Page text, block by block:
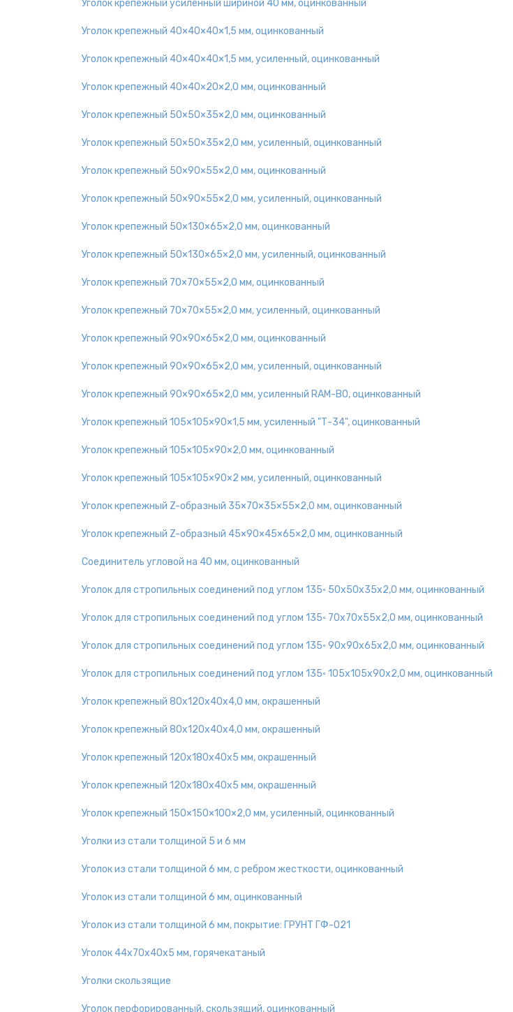
Уголок крепежный усиленный шириной 40 мм, оцинкованный
Уголок крепежный 40×40×40×1,5 мм, оцинкованный
Уголок крепежный 40×40×40×1,5 мм, усиленный, оцинкованный
Уголок крепежный 40×40×20×2,0 мм, оцинкованный
Уголок крепежный 50×50×35×2,0 мм, оцинкованный
Уголок крепежный 50×50×35×2,0 мм, усиленный, оцинкованный
Уголок крепежный 50×90×55×2,0 мм, оцинкованный
Уголок крепежный 50×90×55×2,0 мм, усиленный, оцинкованный
Уголок крепежный 50×130×65×2,0 мм, оцинкованный
Уголок крепежный 50×130×65×2,0 мм, усиленный, оцинкованный
Уголок крепежный 70×70×55×2,0 мм, оцинкованный
Уголок крепежный 70×70×55×2,0 мм, усиленный, оцинкованный
Уголок крепежный 90×90×65×2,0 мм, оцинкованный
Уголок крепежный 90×90×65×2,0 мм, усиленный, оцинкованный
Уголок крепежный 90×90×65×2,0 мм, усиленный RAM-BO, оцинкованный
Уголок крепежный 105×105×90×1,5 мм, усиленный "Т-34", оцинкованный
Уголок крепежный 105×105×90×2,0 мм, оцинкованный
Уголок крепежный 105×105×90×2 мм, усиленный, оцинкованный
Уголок крепежный Z-образный 35×70×35×55×2,0 мм, оцинкованный
Уголок крепежный Z-образный 45×90×45×65×2,0 мм, оцинкованный
Соединитель угловой на 40 мм, оцинкованный
Уголок для стропильных соединений под углом 135◦ 50х50х35х2,0 мм, оцинкованный
Уголок для стропильных соединений под углом 135◦ 70х70х55х2,0 мм, оцинкованный
Уголок для стропильных соединений под углом 135◦ 90х90х65х2,0 мм, оцинкованный
Уголок для стропильных соединений под углом 135◦ 105х105х90х2,0 мм, оцинкованный
Уголок крепежный 80х120х40х4,0 мм, окрашенный
Уголок крепежный 80х120х40х4,0 мм, окрашенный
Уголок крепежный 120х180х40х5 мм, окрашенный
Уголок крепежный 120х180х40х5 мм, окрашенный
Уголок крепежный 150×150×100×2,0 мм, усиленный, оцинкованный
Уголки из стали толщиной 5 и 6 мм
Уголок из стали толщиной 6 мм, с ребром жесткости, оцинкованный
Уголок из стали толщиной 6 мм, оцинкованный
Уголок из стали толщиной 6 мм, покрытие: ГРУНТ ГФ-021
Уголок 44х70х40х5 мм, горячекатаный
Уголки скользящие
Уголок перфорированный, скользящий, оцинкованный